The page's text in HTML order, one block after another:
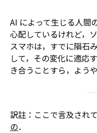
AI によって生じる人間
心配しているけれど，
スマホは，すでに隕石
して，その変化に適応
き合うことすら，よう
訳註：ここで言及され
の．